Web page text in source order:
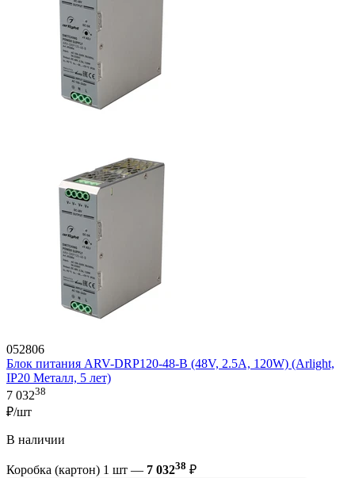
052806
Блок питания ARV-DRP120-48-B (48V, 2.5A, 120W) (Arlight,
IP20 Металл, 5 лет)
7 03238
₽/шт
В наличии
Коробка (картон) 1 шт — 7 03238 ₽